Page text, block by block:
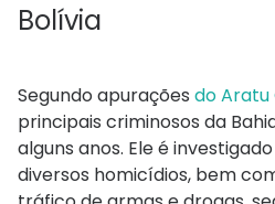
Bolívia
Segundo apurações do Aratu
principais criminosos da
alguns anos. Ele é
diversos homicídios, bem